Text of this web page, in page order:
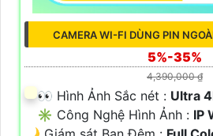
CAMERA WI-FI DÙNG PIN
5%-35%
4,390,000 ₫
️👀 Hình Ảnh Sắc nét : Ultra
✳️ Công Nghệ Hình Ảnh : IP